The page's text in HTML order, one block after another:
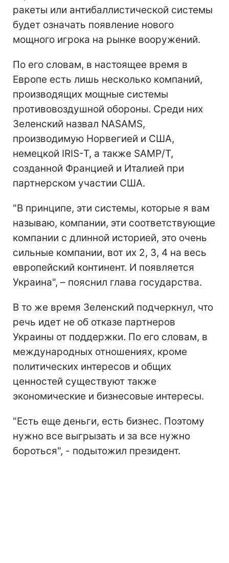
ракеты или антибаллистической системы
будет означать появление нового
мощного игрока на рынке вооружений.
По его словам, в настоящее время в
Европе есть лишь несколько компаний,
производящих мощные системы
противовоздушной обороны. Среди них
Зеленский назвал NASAMS,
производимую Норвегией и США,
немецкой IRIS-T, а также SAMP/T,
созданной Францией и Италией при
партнерском участии США.
"В принципе, эти системы, которые я вам
называю, компании, эти соответствующие
компании с длинной историей, это очень
сильные компании, вот их 2, 3, 4 на весь
европейский континент. И появляется
Украина", – пояснил глава государства.
В то же время Зеленский подчеркнул, что
речь идет не об отказе партнеров
Украины от поддержки. По его словам, в
международных отношениях, кроме
политических интересов и общих
ценностей существуют также
экономические и бизнесовые интересы.
"Есть еще деньги, есть бизнес. Поэтому
нужно все выгрызать и за все нужно
бороться", - подытожил президент.